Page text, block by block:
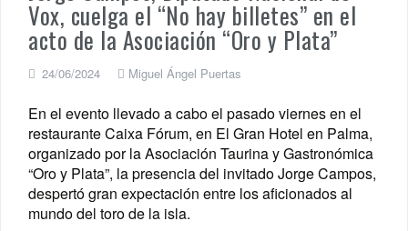
Vox, cuelga el “No hay billetes” en el
acto de la Asociación “Oro y Plata”
24/06/2024 Miguel Ángel Puertas
En el evento llevado a cabo el pasado viernes en el
restaurante Caixa Fórum, en El Gran Hotel en Palma,
organizado por la Asociación Taurina y Gastronómica
“Oro y Plata”, la presencia del invitado Jorge Campos,
despertó gran expectación entre los aficionados al
mundo del toro de la isla.